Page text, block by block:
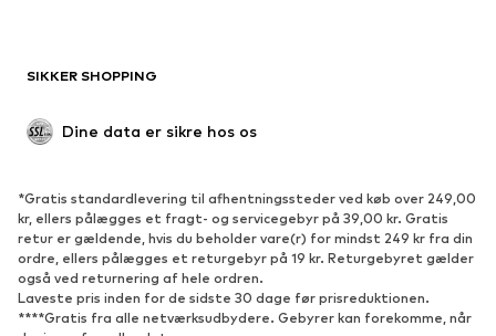
SIKKER SHOPPING
Dine data er sikre hos os
*Gratis standardlevering til afhentningssteder ved køb over 249,00
kr, ellers pålægges et fragt- og servicegebyr på 39,00 kr. Gratis
retur er gældende, hvis du beholder vare(r) for mindst 249 kr fra din
ordre, ellers pålægges et returgebyr på 19 kr. Returgebyret gælder
også ved returnering af hele ordren.
Laveste pris inden for de sidste 30 dage før prisreduktionen.
****Gratis fra alle netværksudbydere. Gebyrer kan forekomme, når